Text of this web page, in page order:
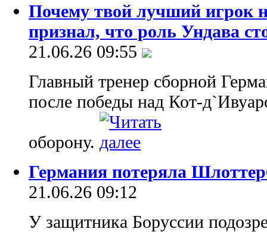
Почему твой лучший игрок
признал, что роль Ундава
21.06.26 09:55
Главный тренер сборной
после победы над Кот-
оборону.
Германия потеряла
21.06.26 09:12
У защитника Боруссии